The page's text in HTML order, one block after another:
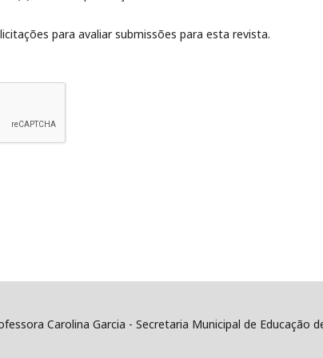
para avaliar submissões para esta revista.
Carolina Garcia - Secretaria Municipal de Educação